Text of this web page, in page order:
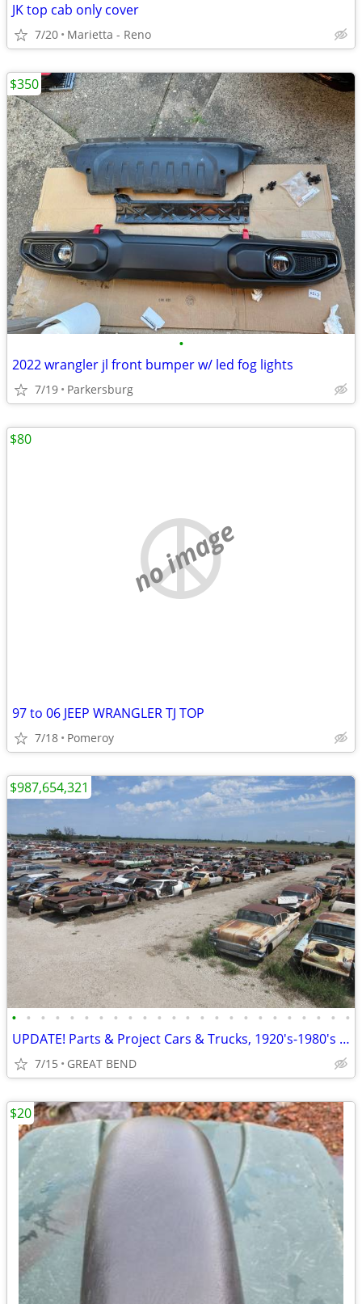
JK top cab only cover
7/20 Marietta - Reno
•
2022 wrangler jl front bumper w/ led fog lights
7/19 Parkersburg
$350
no image
97 to 06 JEEP WRANGLER TJ TOP
7/18 Pomeroy
$80
• • • • • • • • • • • • • • • • • • • • • • • •
UPDATE! Parts & Project Cars & Trucks, 1920's-1980's 2,000 Cars
7/15 GREAT BEND
$987,654,321
$20